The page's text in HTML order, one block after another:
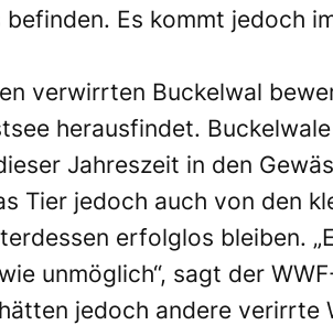
Es kommt jedoch
verwirrten Buckelwal
herausfindet.
Jahreszeit in den
Tier jedoch auch von den
erfolglos bleiben.
unmöglich“, sagt der
jedoch andere verirrte